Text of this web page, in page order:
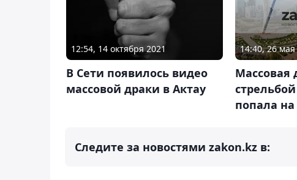
12:54, 14 октября 2021
В Сети появилось видео
массовой драки в Актау
14:40, 26
Массовая
попала
Следите за новостями zakon.kz в: